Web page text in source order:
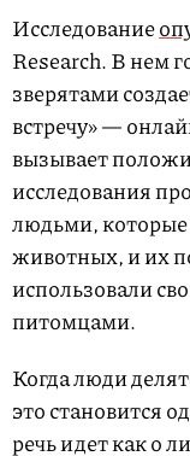
Исследование
Research. В нем
зверятами
встречу» —
вызывает
исследования
людьми, которые
животных, и их
использовали
питомцами.
Когда люди
это становится
речь идет как о